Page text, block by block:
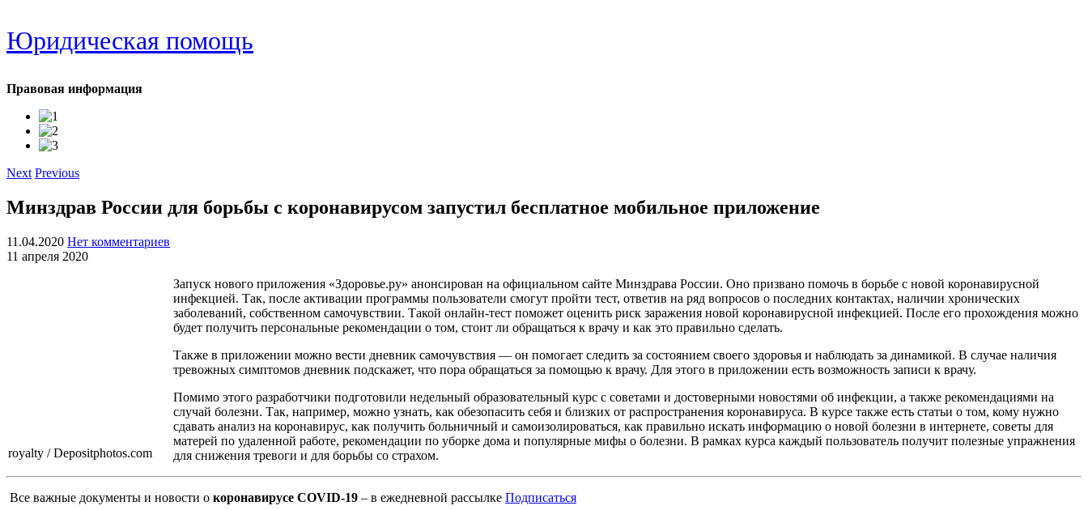
Юридическая помощь
Правовая информация
Next Previous
Минздрав России для борьбы с коронавирусом запустил бесплатное мобильное приложение
11.04.2020 Нет комментариев
11 апреля 2020
royalty / Depositphotos.com
Запуск нового приложения «Здоровье.ру» анонсирован на официальном сайте Минздрава России. Оно призвано помочь в борьбе с новой коронавирусной
инфекцией. Так, после активации программы пользователи смогут пройти тест, ответив на ряд вопросов о последних контактах, наличии хронических
заболеваний, собственном самочувствии. Такой онлайн-тест поможет оценить риск заражения новой коронавирусной инфекцией. После его прохождения можно
будет получить персональные рекомендации о том, стоит ли обращаться к врачу и как это правильно сделать.
Также в приложении можно вести дневник самочувствия — он помогает следить за состоянием своего здоровья и наблюдать за динамикой. В случае наличия
тревожных симптомов дневник подскажет, что пора обращаться за помощью к врачу. Для этого в приложении есть возможность записи к врачу.
Помимо этого разработчики подготовили недельный образовательный курс с советами и достоверными новостями об инфекции, а также рекомендациями на
случай болезни. Так, например, можно узнать, как обезопасить себя и близких от распространения коронавируса. В курсе также есть статьи о том, кому нужно
сдавать анализ на коронавирус, как получить больничный и самоизолироваться, как правильно искать информацию о новой болезни в интернете, советы для
матерей по удаленной работе, рекомендации по уборке дома и популярные мифы о болезни. В рамках курса каждый пользователь получит полезные упражнения
для снижения тревоги и для борьбы со страхом.
Все важные документы и новости о коронавирусе COVID-19 – в ежедневной рассылке Подписаться